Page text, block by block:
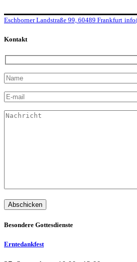
Eschborner Landstraße 99, 60489 Frankfurt
Kontakt
Abschicken
Besondere Gottesdienste
Erntedankfest